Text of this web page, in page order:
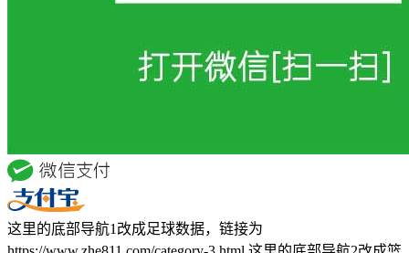
这里的底部导航1改成足球数据，链接为